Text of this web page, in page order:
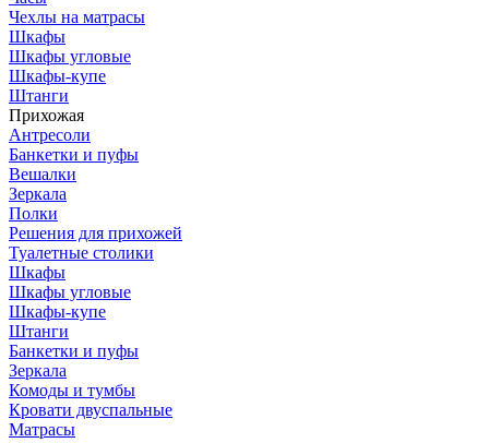
Чехлы на матрасы
Шкафы
Шкафы угловые
Шкафы-купе
Штанги
Прихожая
Антресоли
Банкетки и пуфы
Вешалки
Зеркала
Полки
Решения для прихожей
Туалетные столики
Шкафы
Шкафы угловые
Шкафы-купе
Штанги
Банкетки и пуфы
Зеркала
Комоды и тумбы
Кровати двуспальные
Матрасы